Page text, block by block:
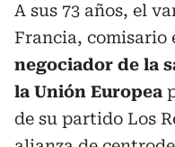
A sus 73 años, el
Francia, comisario
negociador de la
la Unión Europea
de su partido Los